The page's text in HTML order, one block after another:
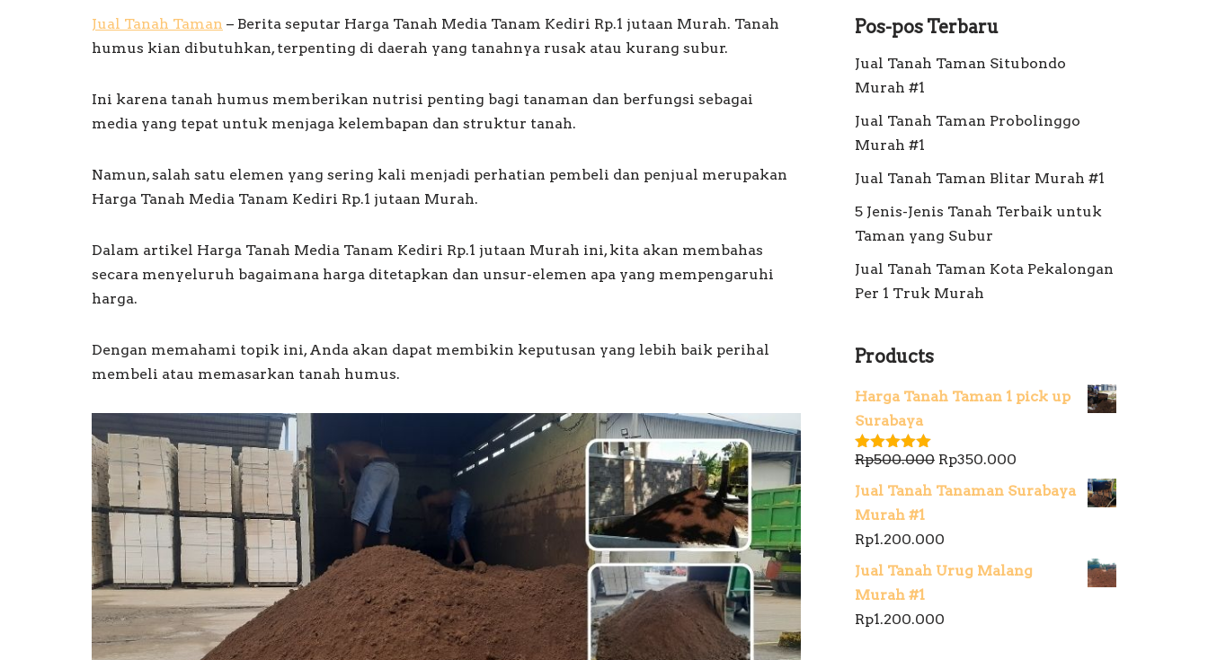
Jual Tanah Taman – Berita seputar Harga Tanah Media Tanam Kediri Rp.1 jutaan Murah. Tanah
humus kian dibutuhkan, terpenting di daerah yang tanahnya rusak atau kurang subur.
Ini karena tanah humus memberikan nutrisi penting bagi tanaman dan berfungsi sebagai
media yang tepat untuk menjaga kelembapan dan struktur tanah.
Namun, salah satu elemen yang sering kali menjadi perhatian pembeli dan penjual merupakan
Harga Tanah Media Tanam Kediri Rp.1 jutaan Murah.
Dalam artikel Harga Tanah Media Tanam Kediri Rp.1 jutaan Murah ini, kita akan membahas
secara menyeluruh bagaimana harga ditetapkan dan unsur-elemen apa yang mempengaruhi
harga.
Dengan memahami topik ini, Anda akan dapat membikin keputusan yang lebih baik perihal
membeli atau memasarkan tanah humus.
Pos-pos Terbaru
Jual Tanah Taman Situbondo
Murah #1
Jual Tanah Taman Probolinggo
Murah #1
Jual Tanah Taman Blitar Murah #1
5 Jenis-Jenis Tanah Terbaik untuk
Taman yang Subur
Jual Tanah Taman Kota Pekalongan
Per 1 Truk Murah
Products
Harga Tanah Taman 1 pick up
Surabaya
Dinilai5.00
Rp500.000 Rp350.000
Jual Tanah Tanaman Surabaya
Murah #1
Rp1.200.000
Jual Tanah Urug Malang
Murah #1
Rp1.200.000